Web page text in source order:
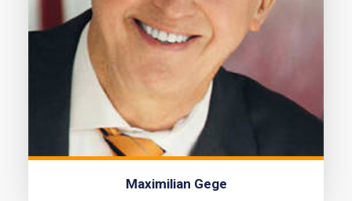
Maximilian Gege